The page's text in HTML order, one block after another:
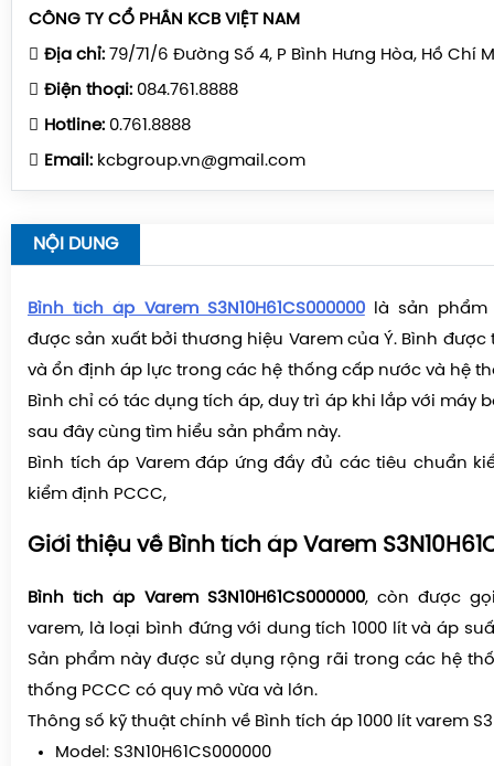
CÔNG TY CỔ PHẦN KCB VIỆT NAM
Địa chỉ: 79/71/6 Đường Số 4, P Bình Hưng Hòa, Hồ Chí
Điện thoại: 084.761.8888
Hotline: 0.761.8888
Email: kcbgroup.vn@gmail.com
NỘI DUNG
Bình tích áp Varem S3N10H61CS000000là sản phẩm
được sản xuất bởi thương hiệu Varem của Ý. Bình được
và ổn định áp lực trong các hệ thống cấp nước và hệ
Bình chỉ có tác dụng tích áp, duy trì áp khi lắp với máy
sau đây cùng tìm hiểu sản phẩm này.
Bình tích áp Varem đáp ứng đầy đủ các tiêu chuẩn
kiểm định PCCC,
Giới thiệu về Bình tích áp Varem
Bình tích áp Varem S3N10H61CS000000, còn được
varem, là loại bình đứng với dung tích 1000 lít và áp
Sản phẩm này được sử dụng rộng rãi trong các hệ
thống PCCC có quy mô vừa và lớn.
Thông số kỹ thuật chính về Bình tích áp 1000 lít varem
Model: S3N10H61CS000000